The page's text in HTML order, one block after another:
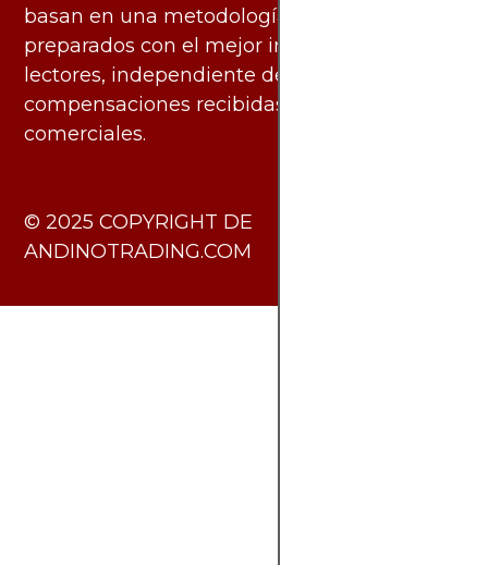
basan en una metodología imparcial y están
preparados con el mejor interés de los
lectores, independiente de las
compensaciones recibidas de socios
comerciales.
​© 2025 COPYRIGHT DE
ANDINOTRADING.COM